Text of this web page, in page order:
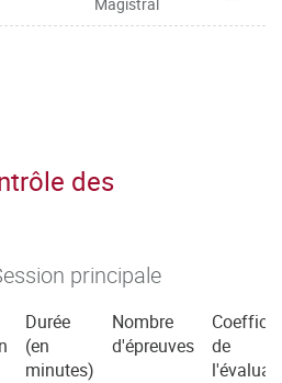
des
principale
Durée
(en
minutes)
Nombre
d'épreuves
de